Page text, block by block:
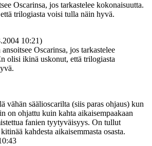
Oscarinsa, jos tarkastelee kokonaisuutta.
trilogiasta voisi tulla näin hyvä.
10:21)
Oscarinsa, jos tarkastelee
olisi ikinä uskonut, että trilogiasta
vähän säälioscarilta (siis paras ohjaus) kun
on ohjattu kuin kahta aikaisempaakaan
fanien tyytyväisyys. On tullut
kahdesta aikaisemmasta osasta.